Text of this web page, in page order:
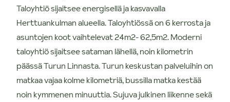
Taloyhtiö sijaitsee energisellä ja kasvavalla
Herttuankulman alueella. Taloyhtiössä on 6 kerrosta ja
asuntojen koot vaihtelevat 24m2- 62,5m2. Moderni
taloyhtiö sijaitsee sataman lähellä, noin kilometrin
päässä Turun Linnasta. Turun keskustan palveluihin on
matkaa vajaa kolme kilometriä, bussilla matka kestää
noin kymmenen minuuttia. Sujuva julkinen liikenne sekä